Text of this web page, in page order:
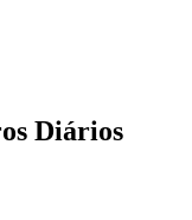
Diários